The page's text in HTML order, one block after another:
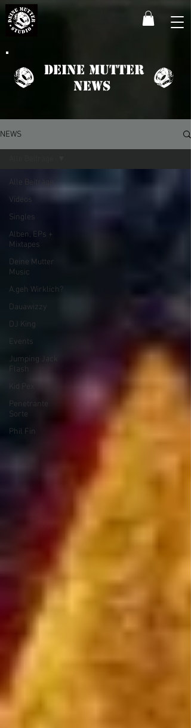
Deine Mutter
News
NEWS
Alle Beiträge
Videos
Singles
Alben, EPs +
Mixtapes
Deine Mutter
Music
A.geh Wirklich?
Dauawizzy
DJ King
Events
Jumping Jack
Flash
Penetrante
Sorte
Phil Fin